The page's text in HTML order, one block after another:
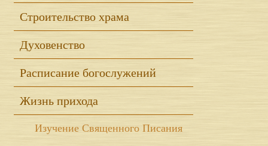
Строительство храма
Духовенство
Расписание богослужений
Жизнь прихода
Изучение Священного Писания